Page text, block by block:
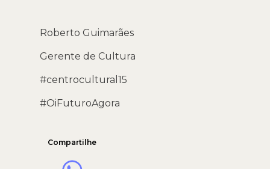
Roberto Guimarães
Gerente de Cultura
#centrocultural15
#OiFuturoAgora
Compartilhe